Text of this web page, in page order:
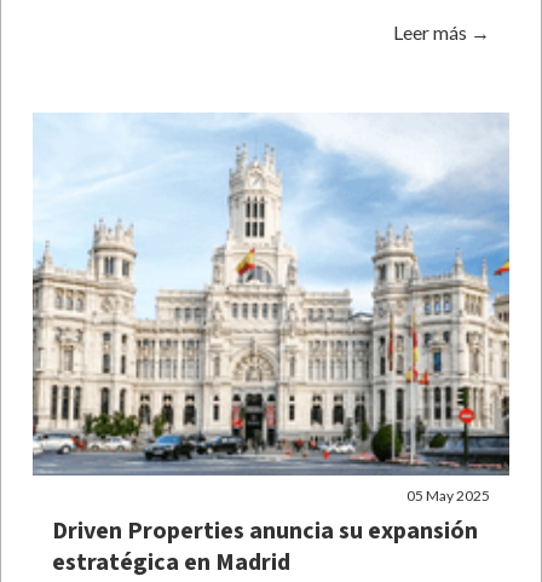
Leer más →
05 May 2025
Driven Properties anuncia su expansión
estratégica en Madrid